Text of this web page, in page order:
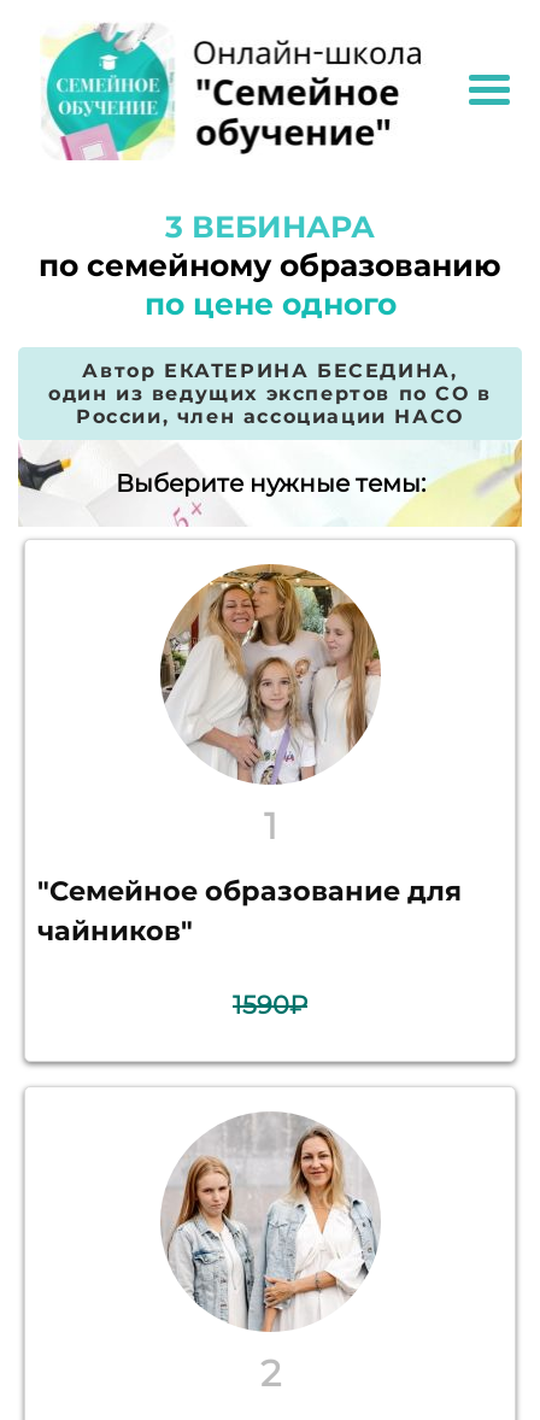
3 ВЕБИНАРА
по семейному образованию
по цене одного
Автор ЕКАТЕРИНА БЕСЕДИНА,
один из ведущих экспертов по СО в
России, член ассоциации НАСО
Выберите нужные темы:
1
"Семейное образование для
чайников"
1590₽
2